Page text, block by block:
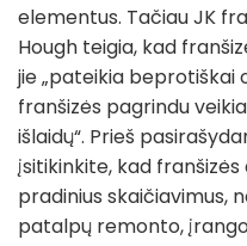
elementus. Tačiau JK
Hough teigia, kad
jie „pateikia beprotiškai
franšizės pagrindu
išlaidų“. Prieš
įsitikinkite, kad
pradinius skaičiavimus,
patalpų remonto,